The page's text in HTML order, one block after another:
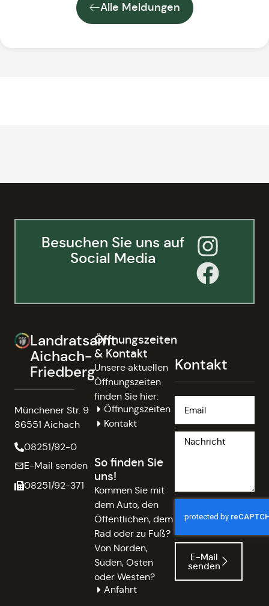
Alle Meldungen
Besuchen Sie uns auf
Social Media
Landratsamt
Aichach-
Friedberg
Münchener Str. 9
86551 Aichach
08251/92-0
E-Mail senden
08251/92-371
Öffnungszeiten
& Kontakt
Unsere aktuellen
Öffnungszeiten
finden Sie hier:
Öffnungszeiten
Kontakt
So finden Sie
uns!
Kommen Sie mit
dem Auto, den
Öffentlichen, dem
Rad oder zu Fuß?
Von Norden,
Süden, Osten
oder Westen?
Anfahrt
Kontakt
E-Mail
senden